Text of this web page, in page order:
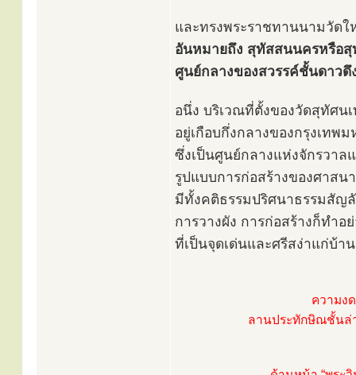
และทรงพระราชทานนามวัด
อันหมายถึง สุทัสสนนครหรือสุ
ศูนย์กลางของสวรรค์ชั้นดาว
อนึ่ง บริเวณที่ตั้งของวัดสุทัศน
อยู่เกือบกึ่งกลางของกรุงเทพ
ซึ่งเป็นศูนย์กลางแห่งจักรวาล
รูปแบบการก่อสร้างของศาส
มีทั้งคติธรรมปริศนาธรรมสั
การวางผัง การก่อสร้างก็ทำอ
ที่เป็นจุดเด่นและศรีสง่าแก่บ้า
ความง
ลานประทักษิณชั้นล่า